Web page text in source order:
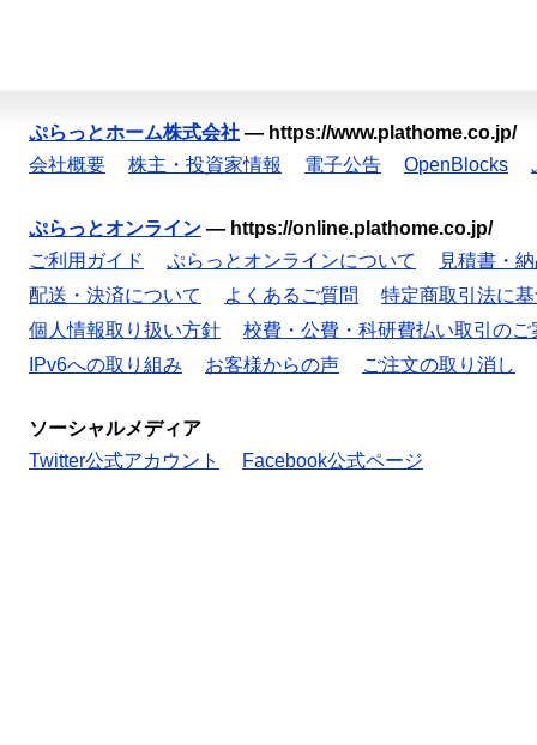
ぷらっとホーム株式会社 — https://www.plathome.co.jp/
会社概要
株主・投資家情報 電子公告 OpenBlocks
ぷらっとオンライン — https://online.plathome.co.jp/
ご利用ガイド
ぷらっとオンラインについて
見積書・
配送・決済について
よくあるご質問
特定商取引法に
個人情報取り扱い方針
校費・公費・科研費払い取引のご
IPv6への取り組み
お客様からの声 ご注文の取り消し
ソーシャルメディア
Twitter公式アカウント
Facebook公式ページ